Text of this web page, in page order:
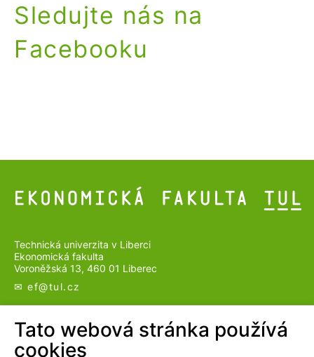
Sledujte nás na
Facebooku
Technická univerzita v Liberci
Ekonomická fakulta
Voroněžská 13, 460 01 Liberec
✉ ef@tul.cz
SLEDUJTE NÁS
Tato webová stránka používá
cookies